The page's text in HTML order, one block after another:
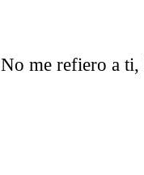
No me refiero a ti,